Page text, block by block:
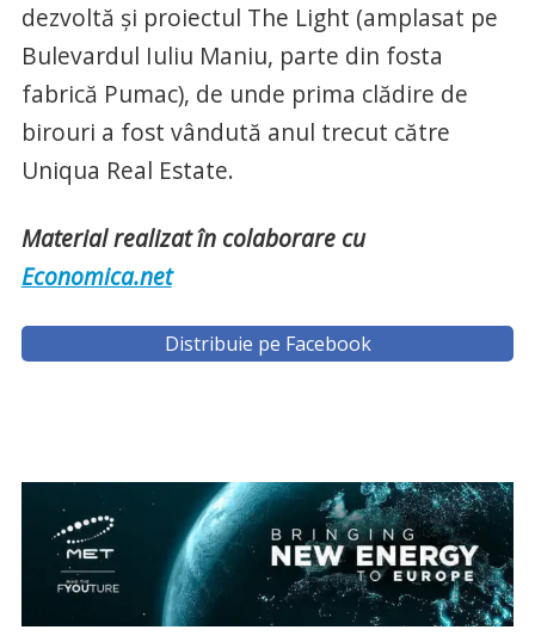
dezvoltă și proiectul The Light (amplasat pe
Bulevardul Iuliu Maniu, parte din fosta
fabrică Pumac), de unde prima clădire de
birouri a fost vândută anul trecut către
Uniqua Real Estate.
Material realizat în colaborare cu
Economica.net
Distribuie pe Facebook